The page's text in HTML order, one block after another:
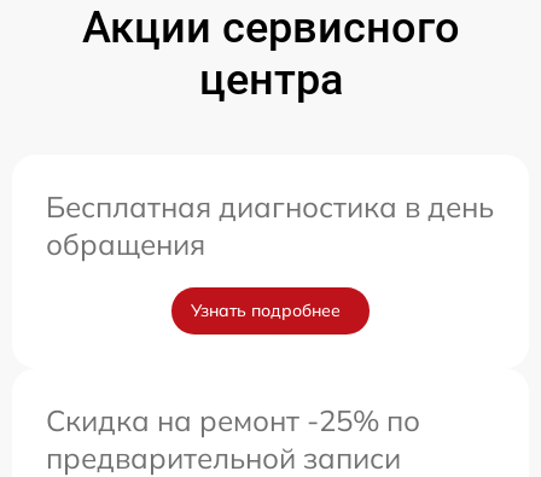
Акции сервисного
центра
Бесплатная диагностика в день
обращения
Узнать подробнее
Скидка на ремонт -25% по
предварительной записи